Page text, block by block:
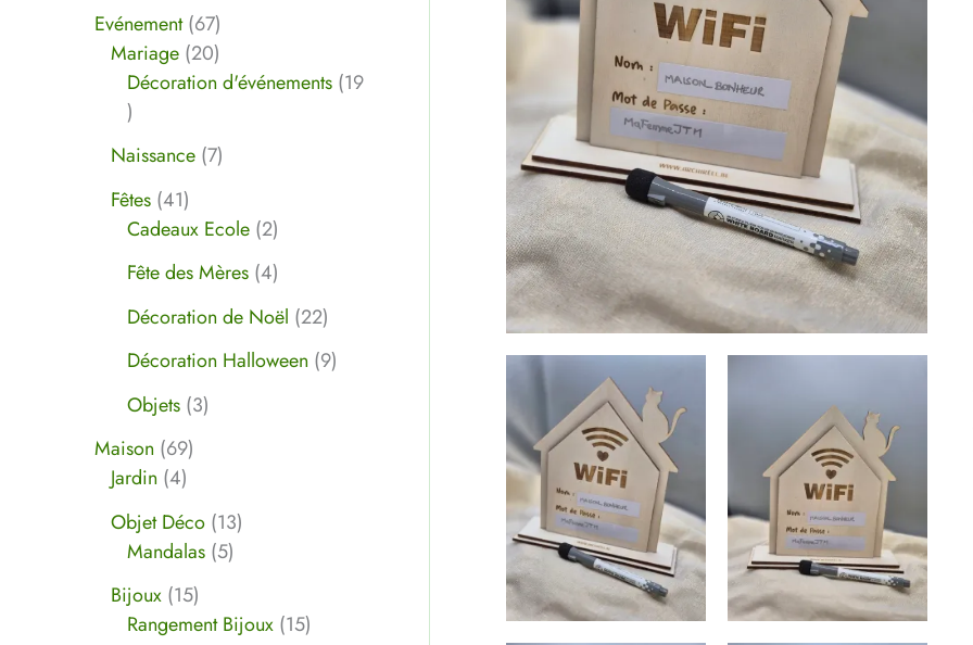
Evénement 67
Mariage 20
Décoration d'événements 19
Naissance 7
Fêtes 41
Cadeaux Ecole 2
Fête des Mères 4
Décoration de Noël 22
Décoration Halloween 9
Objets 3
Maison 69
Jardin 4
Objet Déco 13
Mandalas 5
Bijoux 15
Rangement Bijoux 15